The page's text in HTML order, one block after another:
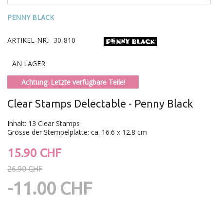
PENNY BLACK
ARTIKEL-NR.: 30-810
AN LAGER
Achtung: Letzte verfügbare Teile!
Clear Stamps Delectable - Penny Black
Inhalt: 13 Clear Stamps
Grösse der Stempelplatte: ca. 16.6 x 12.8 cm
15.90 CHF
26.90 CHF
-11.00 CHF